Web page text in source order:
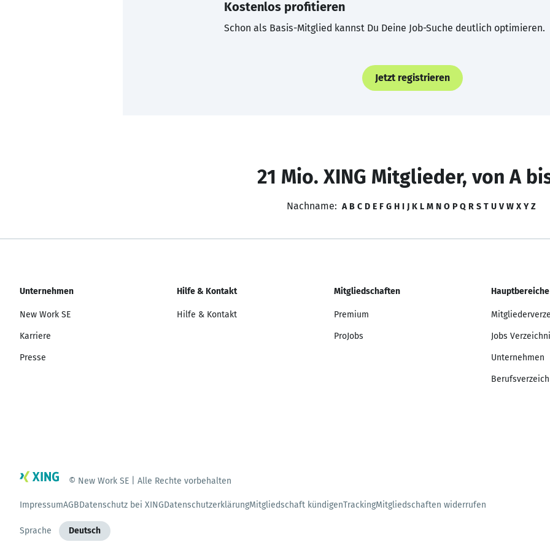
Kostenlos profitieren
Schon als Basis-Mitglied kannst Du Deine Job-Suche deutlich optimieren.
Jetzt registrieren
21 Mio. XING Mitglieder, von A
Nachname: A B C D E F G H I J K L M N O P Q R S T U V W X Y Z
Unternehmen
New Work SE
Karriere
Presse
Hilfe & Kontakt
Hilfe & Kontakt
Mitgliedschaften
Premium
ProJobs
Hauptbereiche
Jobs
Unternehmen
© New Work SE | Alle Rechte vorbehalten
ImpressumAGBDatenschutz bei XINGDatenschutzerklärungMitgliedschaft kündigenTrackingMitgliedschaften widerrufen
Sprache Deutsch